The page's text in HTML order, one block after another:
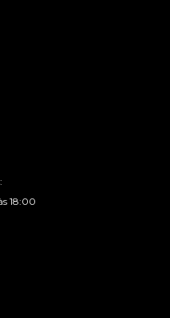
18:00